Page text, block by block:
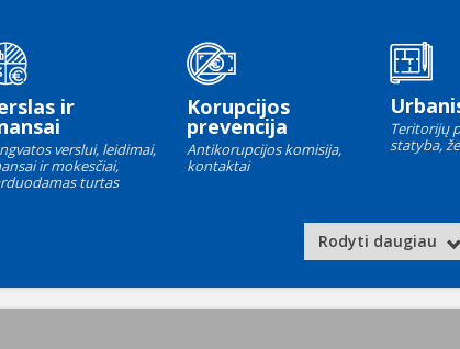
ir
verslui, leidimai,
ir mokesčiai,
turtas
Korupcijos
prevencija
Antikorupcijos komisija,
kontaktai
Teritorijų
statyba,
Rodyti daugiau